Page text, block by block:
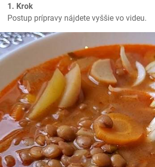
1. Krok
Postup prípravy nájdete vyššie vo videu.